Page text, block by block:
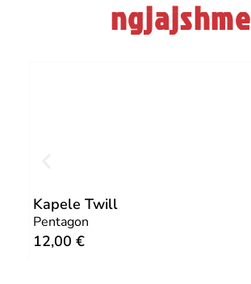
ngjajshme
Kapele Twill
Pentagon
12,00 €